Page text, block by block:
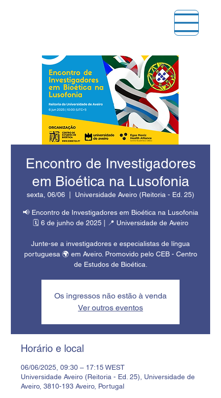
Encontro de Investigadores
em Bioética na Lusofonia
sexta, 06/06 Universidade Aveiro (Reitoria - Ed. 25)
📢 Encontro de Investigadores em Bioética na Lusofonia
🗓️ 6 de junho de 2025 | 📍 Universidade de Aveiro
Junte-se a investigadores e especialistas de língua
portuguesa 🌍 em Aveiro. Promovido pelo CEB - Centro
de Estudos de Bioética.
Os ingressos não estão à venda
Ver outros eventos
Horário e local
06/06/2025, 09:30 – 17:15 WEST
Universidade Aveiro (Reitoria - Ed. 25), Universidade de
Aveiro, 3810-193 Aveiro, Portugal